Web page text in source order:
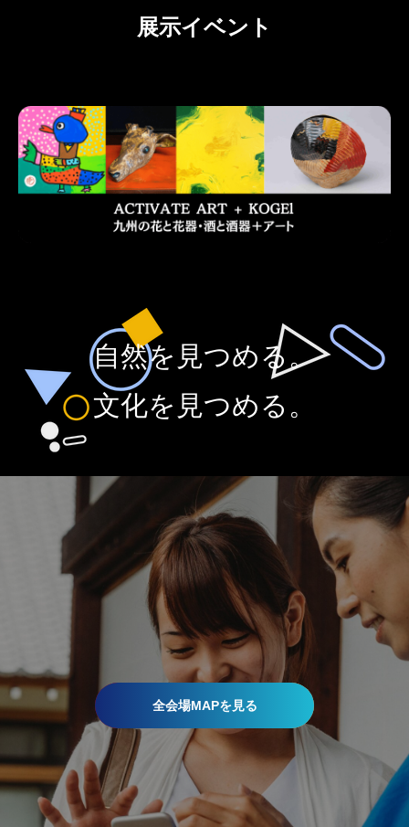
展示イベント
全会場MAPを見る